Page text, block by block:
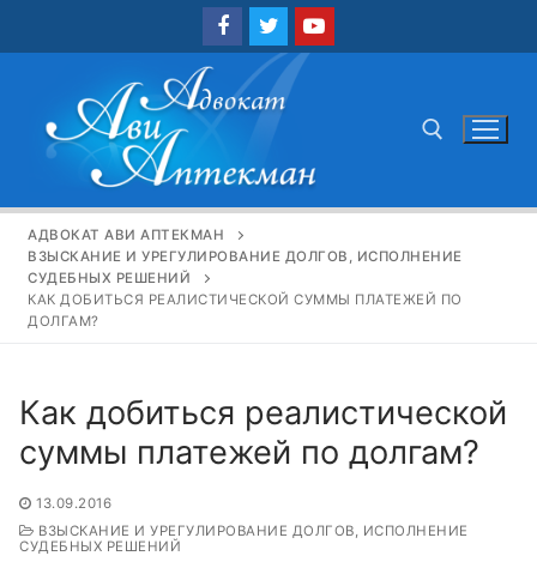
Найти:
АДВОКАТ АВИ АПТЕКМАН
ВЗЫСКАНИЕ И УРЕГУЛИРОВАНИЕ ДОЛГОВ, ИСПОЛНЕНИЕ
СУДЕБНЫХ РЕШЕНИЙ
КАК ДОБИТЬСЯ РЕАЛИСТИЧЕСКОЙ СУММЫ ПЛАТЕЖЕЙ ПО
ДОЛГАМ?
Как добиться реалистической
суммы платежей по долгам?
13.09.2016
ВЗЫСКАНИЕ И УРЕГУЛИРОВАНИЕ ДОЛГОВ, ИСПОЛНЕНИЕ
СУДЕБНЫХ РЕШЕНИЙ